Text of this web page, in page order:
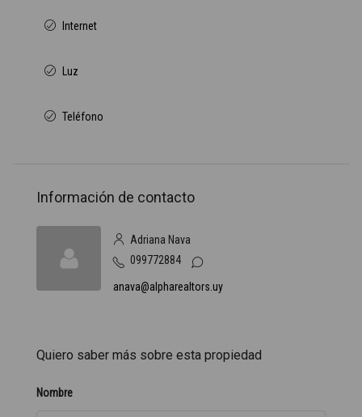
Internet
Luz
Teléfono
Información de contacto
Adriana Nava
099772884
anava@alpharealtors.uy
Quiero saber más sobre esta propiedad
Nombre